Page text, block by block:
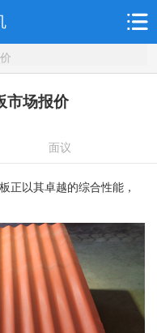
市场报价
面议
正以其卓越的综合性能，